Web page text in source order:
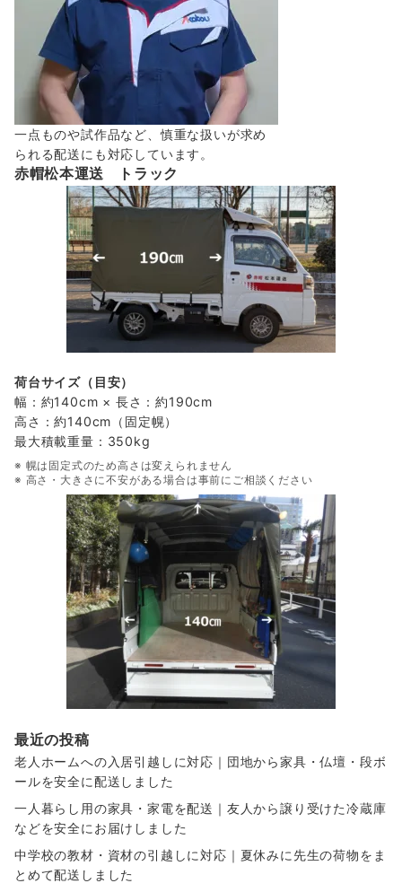
一点ものや試作品など、慎重な扱いが求め
られる配送にも対応しています。
赤帽松本運送 トラック
荷台サイズ（目安）
幅：約140cm × 長さ：約190cm
高さ：約140cm（固定幌）
最大積載重量：350kg
※ 幌は固定式のため高さは変えられません
※ 高さ・大きさに不安がある場合は事前にご相談ください
最近の投稿
老人ホームへの入居引越しに対応｜団地から家具・仏壇・段ボ
ールを安全に配送しました
一人暮らし用の家具・家電を配送｜友人から譲り受けた冷蔵庫
などを安全にお届けしました
中学校の教材・資材の引越しに対応｜夏休みに先生の荷物をま
とめて配送しました